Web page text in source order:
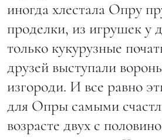
иногда хлестала Опру
проделки, из игрушек у
только кукурузные
друзей выступали
изгороди. И все равно
для Опры самыми
возрасте двух с